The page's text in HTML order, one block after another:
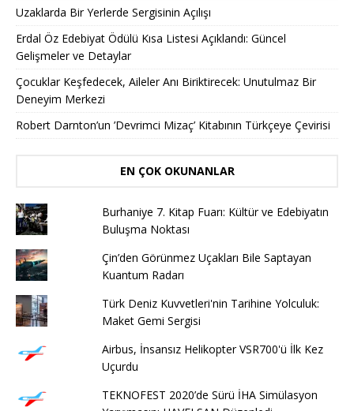
Uzaklarda Bir Yerlerde Sergisinin Açılışı
Erdal Öz Edebiyat Ödülü Kısa Listesi Açıklandı: Güncel
Gelişmeler ve Detaylar
Çocuklar Keşfedecek, Aileler Anı Biriktirecek: Unutulmaz Bir
Deneyim Merkezi
Robert Darnton’un ’Devrimci Mizaç’ Kitabının Türkçeye Çevirisi
EN ÇOK OKUNANLAR
Burhaniye 7. Kitap Fuarı: Kültür ve Edebiyatın
Buluşma Noktası
Çin’den Görünmez Uçakları Bile Saptayan
Kuantum Radarı
Türk Deniz Kuvvetleri'nin Tarihine Yolculuk:
Maket Gemi Sergisi
Airbus, İnsansız Helikopter VSR700'ü İlk Kez
Uçurdu
TEKNOFEST 2020’de Sürü İHA Simülasyon